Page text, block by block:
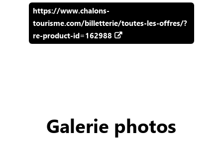
https://www.chalons-
tourisme.com/billetterie/toutes-les-offres/?
re-product-id=162988
Galerie photos